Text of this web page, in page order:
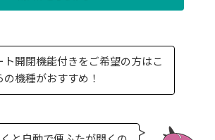
ト開閉機能付きをご希望の方はこ
の機種がおすすめ！